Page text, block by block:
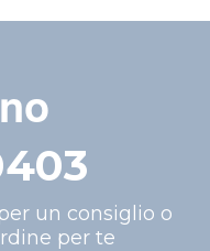
un consiglio o
per te